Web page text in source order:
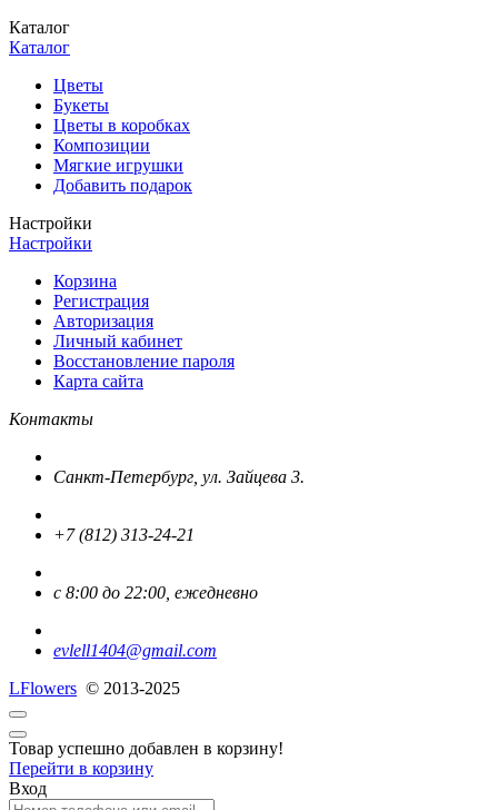
Каталог
Каталог
Цветы
Букеты
Цветы в коробках
Композиции
Мягкие игрушки
Добавить подарок
Настройки
Настройки
Корзина
Регистрация
Авторизация
Личный кабинет
Восстановление пароля
Карта сайта
Контакты
Санкт-Петербург, ул. Зайцева 3.
+7 (812) 313-24-21
с 8:00 до 22:00, ежедневно
evlell1404@gmail.com
LFlowers © 2013-2025
Товар успешно добавлен в корзину!
Перейти в корзину
Вход